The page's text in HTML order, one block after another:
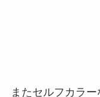
またセルフカラ